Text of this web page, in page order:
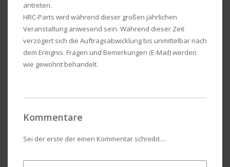
antreten.
HRC-Parts wird während dieser großen jährlichen
Veranstaltung anwesend sein. Während dieser Zeit
verzögert sich die Auftragsabwicklung bis unmittelbar nach
dem Ereignis. Fragen und Bemerkungen (E-Mail) werden
wie gewohnt behandelt.
Kommentare
Sei der erste der einen Kommentar schreibt....